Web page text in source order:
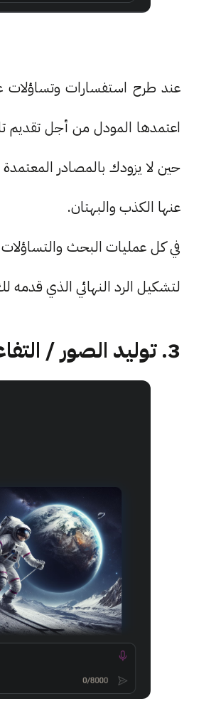
اعتمدها المودل من أجل
حين لا يزودك بالمصادر
عنها الكذب والبهتان.
لتشكيل الرد النهائي الذي قدمه
3. توليد الصور / التفاعل مع الصور على شكل مدخلات (Input)